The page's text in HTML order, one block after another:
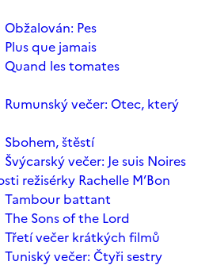
Obžalován: Pes
Plus que jamais
Quand les tomates
Rumunský večer: Otec, který
Sbohem, štěstí
večer: Je suis Noires
režisérky Rachelle M’Bon
Tambour battant
The Sons of the Lord
Třetí večer krátkých filmů
Tuniský večer: Čtyři sestry